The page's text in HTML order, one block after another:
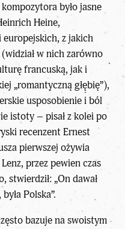
było jasne
Heine,
z jakich
w nich zarówno
francuską, jak i
„romantyczną głębię”),
usposobienie i ból
istoty – pisał z kolei po
recenzent Ernest
pierwszej ożywia
przez pewien czas
stwierdził: „On dawał
Polska”.
bazuje na swoistym